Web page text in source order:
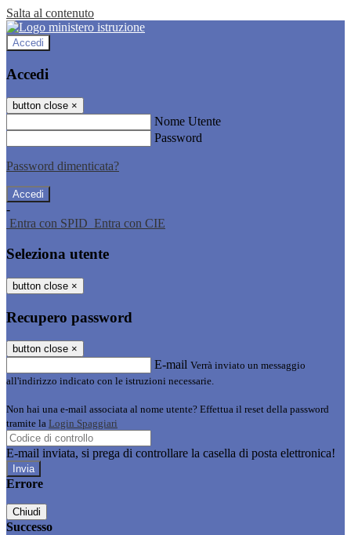
Salta al contenuto
Accedi
Accedi
button close ×
Nome Utente
Password
Password dimenticata?
-
Entra con SPID Entra con CIE
Seleziona utente
button close ×
Recupero password
button close ×
E-mail Verrà inviato un messaggio
all'indirizzo indicato con le istruzioni necessarie.
Non hai una e-mail associata al nome utente? Effettua il reset della password
tramite la Login Spaggiari
E-mail inviata, si prega di controllare la casella di posta elettronica!
Errore
Chiudi
Successo